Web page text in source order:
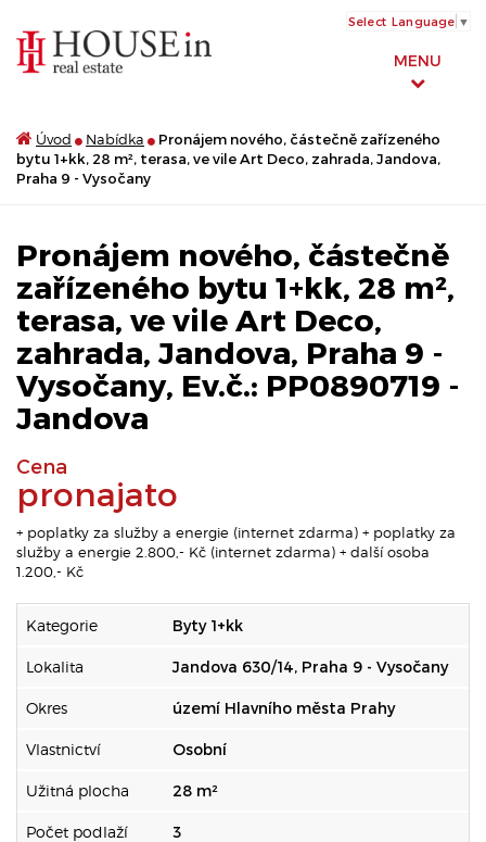
MENU
Select Language ▼
Úvod Nabídka
Pronájem nového, částečně zařízeného
bytu 1+kk, 28 m², terasa, ve vile Art Deco, zahrada, Jandova,
Praha 9 - Vysočany
Pronájem nového, částečně
zařízeného bytu 1+kk, 28 m²,
terasa, ve vile Art Deco,
zahrada, Jandova, Praha 9 -
Vysočany, Ev.č.: PP0890719 -
Jandova
Cena
pronajato
+ poplatky za služby a energie (internet zdarma) + poplatky za
služby a energie 2.800,- Kč (internet zdarma) + další osoba
1.200,- Kč
Kategorie Byty 1+kk
Lokalita Jandova 630/14, Praha 9 - Vysočany
Okres území Hlavního města Prahy
Vlastnictví Osobní
Užitná plocha 28 m²
Počet podlaží 3